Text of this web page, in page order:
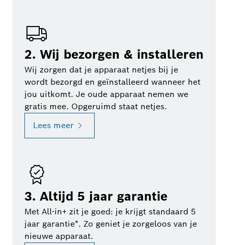
2. Wij bezorgen & installeren
Wij zorgen dat je apparaat netjes bij je
wordt bezorgd en geïnstalleerd wanneer het
jou uitkomt. Je oude apparaat nemen we
gratis mee. Opgeruimd staat netjes.
Lees meer
3. Altijd 5 jaar garantie
Met All-in+ zit je goed: je krijgt standaard 5
jaar garantie*. Zo geniet je zorgeloos van je
nieuwe apparaat.